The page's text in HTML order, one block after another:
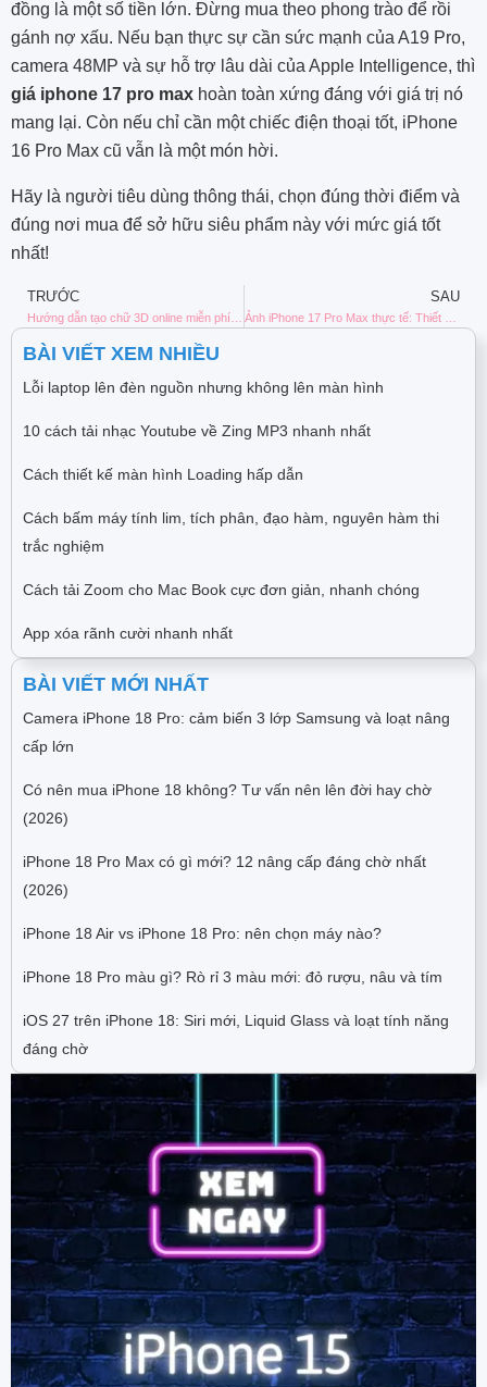
đồng là một số tiền lớn. Đừng mua theo phong trào để rồi
gánh nợ xấu. Nếu bạn thực sự cần sức mạnh của A19 Pro,
camera 48MP và sự hỗ trợ lâu dài của Apple Intelligence, thì
giá iphone 17 pro max hoàn toàn xứng đáng với giá trị nó
mang lại. Còn nếu chỉ cần một chiếc điện thoại tốt, iPhone
16 Pro Max cũ vẫn là một món hời.
Hãy là người tiêu dùng thông thái, chọn đúng thời điểm và
đúng nơi mua để sở hữu siêu phẩm này với mức giá tốt
nhất!
TRƯỚC SAU
BÀI VIẾT XEM NHIỀU
Lỗi laptop lên đèn nguồn nhưng không lên màn hình
10 cách tải nhạc Youtube về Zing MP3 nhanh nhất
Cách thiết kế màn hình Loading hấp dẫn
Cách bấm máy tính lim, tích phân, đạo hàm, nguyên hàm thi
trắc nghiệm
Cách tải Zoom cho Mac Book cực đơn giản, nhanh chóng
App xóa rãnh cười nhanh nhất
BÀI VIẾT MỚI NHẤT
Camera iPhone 18 Pro: cảm biến 3 lớp Samsung và loạt nâng
cấp lớn
Có nên mua iPhone 18 không? Tư vấn nên lên đời hay chờ
(2026)
iPhone 18 Pro Max có gì mới? 12 nâng cấp đáng chờ nhất
(2026)
iPhone 18 Air vs iPhone 18 Pro: nên chọn máy nào?
iPhone 18 Pro màu gì? Rò rỉ 3 màu mới: đỏ rượu, nâu và tím
iOS 27 trên iPhone 18: Siri mới, Liquid Glass và loạt tính năng
đáng chờ